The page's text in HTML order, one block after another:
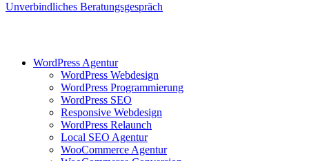
Unverbindliches Beratungsgespräch
WordPress Agentur
WordPress Webdesign
WordPress Programmierung
WordPress SEO
Responsive Webdesign
WordPress Relaunch
Local SEO Agentur
WooCommerce Agentur